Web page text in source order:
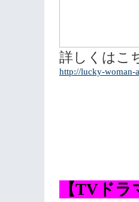
詳しくはこ
http://lucky-woman-
【TVド